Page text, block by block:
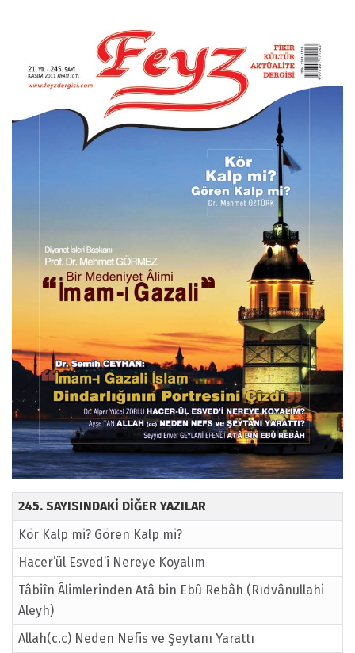
245. SAYISINDAKİ DİĞER YAZILAR
Kör Kalp mi? Gören Kalp mi?
Hacer’ül Esved’i Nereye Koyalım
Tâbiîn Âlimlerinden Atâ bin Ebû Rebâh (Rıdvânullahi
Aleyh)
Allah(c.c) Neden Nefis ve Şeytanı Yarattı